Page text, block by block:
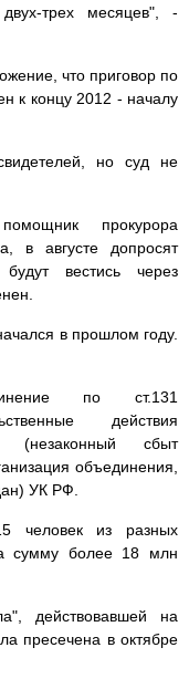
трех месяцев", -
что приговор по
к концу 2012 - началу
но суд не
прокурора
в августе допросят
вестись через
в прошлом году.
по ст.131
действия
(незаконный сбыт
объединения,
УК РФ.
человек из разных
сумму более 18 млн
действовавшей на
пресечена в октябре